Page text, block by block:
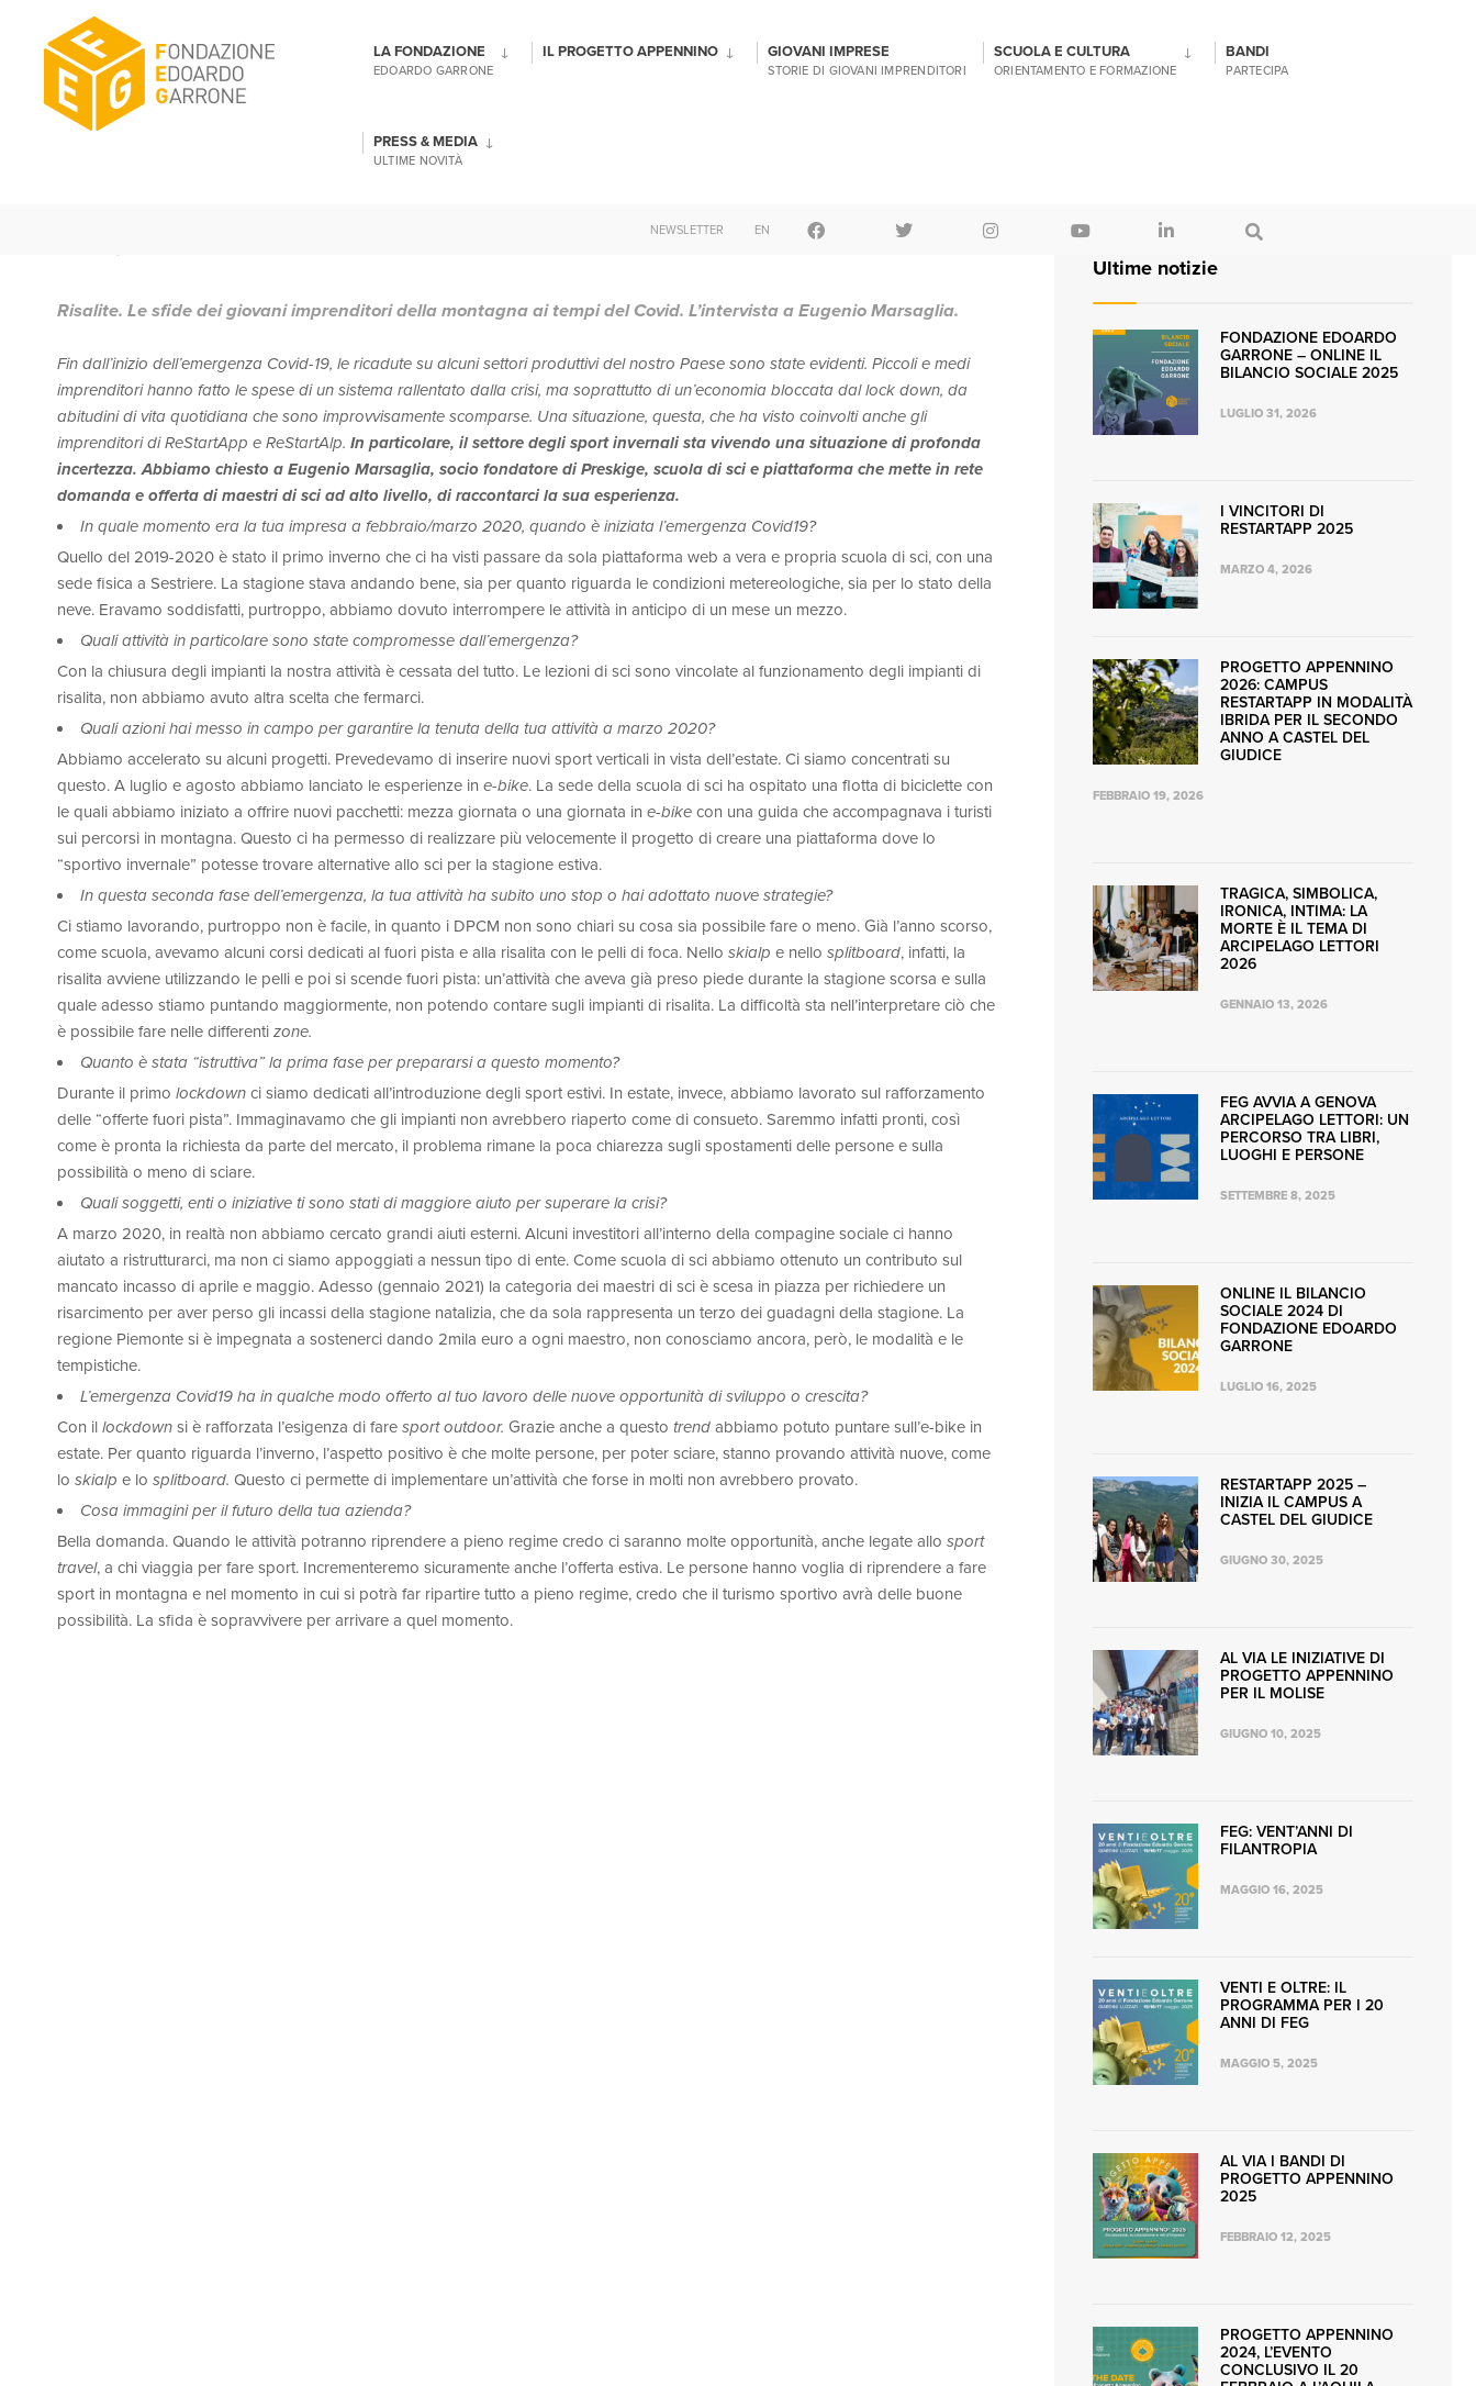
LA FONDAZIONE
EDOARDO GARRONE
IL PROGETTO APPENNINO GIOVANI IMPRESE
STORIE DI GIOVANI IMPRENDITORI
SCUOLA E CULTURA
ORIENTAMENTO E FORMAZIONE
BANDI
PARTECIPA
PRESS & MEDIA
ULTIME NOVITÀ
NEWSLETTER
EN
Risalite. Le sfide dei giovani imprenditori della montagna ai tempi del Covid. L’intervista a Eugenio Marsaglia.
Fin dall’inizio dell’emergenza Covid-19, le ricadute su alcuni settori produttivi del nostro Paese sono state evidenti. Piccoli e medi
imprenditori hanno fatto le spese di un sistema rallentato dalla crisi, ma soprattutto di un’economia bloccata dal lock down, da
abitudini di vita quotidiana che sono improvvisamente scomparse. Una situazione, questa, che ha visto coinvolti anche gli
imprenditori di ReStartApp e ReStartAlp. In particolare, il settore degli sport invernali sta vivendo una situazione di profonda
incertezza. Abbiamo chiesto a Eugenio Marsaglia, socio fondatore di Preskige, scuola di sci e piattaforma che mette in rete
domanda e offerta di maestri di sci ad alto livello, di raccontarci la sua esperienza.
In quale momento era la tua impresa a febbraio/marzo 2020, quando è iniziata l’emergenza Covid19?
Quello del 2019-2020 è stato il primo inverno che ci ha visti passare da sola piattaforma web a vera e propria scuola di sci, con una
sede fisica a Sestriere. La stagione stava andando bene, sia per quanto riguarda le condizioni metereologiche, sia per lo stato della
neve. Eravamo soddisfatti, purtroppo, abbiamo dovuto interrompere le attività in anticipo di un mese un mezzo.
Quali attività in particolare sono state compromesse dall’emergenza?
Con la chiusura degli impianti la nostra attività è cessata del tutto. Le lezioni di sci sono vincolate al funzionamento degli impianti di
risalita, non abbiamo avuto altra scelta che fermarci.
Quali azioni hai messo in campo per garantire la tenuta della tua attività a marzo 2020?
Abbiamo accelerato su alcuni progetti. Prevedevamo di inserire nuovi sport verticali in vista dell’estate. Ci siamo concentrati su
questo. A luglio e agosto abbiamo lanciato le esperienze in e-bike. La sede della scuola di sci ha ospitato una flotta di biciclette con
le quali abbiamo iniziato a offrire nuovi pacchetti: mezza giornata o una giornata in e-bikecon una guida che accompagnava i turisti
sui percorsi in montagna. Questo ci ha permesso di realizzare più velocemente il progetto di creare una piattaforma dove lo
“sportivo invernale” potesse trovare alternative allo sci per la stagione estiva.
In questa seconda fase dell’emergenza, la tua attività ha subito uno stop o hai adottato nuove strategie?
Ci stiamo lavorando, purtroppo non è facile, in quanto i DPCM non sono chiari su cosa sia possibile fare o meno. Già l’anno scorso,
come scuola, avevamo alcuni corsi dedicati al fuori pista e alla risalita con le pelli di foca. Nello skialp e nello splitboard, infatti, la
risalita avviene utilizzando le pelli e poi si scende fuori pista: un’attività che aveva già preso piede durante la stagione scorsa e sulla
quale adesso stiamo puntando maggiormente, non potendo contare sugli impianti di risalita. La difficoltà sta nell’interpretare ciò che
è possibile fare nelle differentizone.
Quanto è stata “istruttiva” la prima fase per prepararsi a questo momento?
Durante il primo lockdownci siamo dedicati all’introduzione degli sport estivi. In estate, invece, abbiamo lavorato sul rafforzamento
delle “offerte fuori pista”. Immaginavamo che gli impianti non avrebbero riaperto come di consueto. Saremmo infatti pronti, così
come è pronta la richiesta da parte del mercato, il problema rimane la poca chiarezza sugli spostamenti delle persone e sulla
possibilità o meno di sciare.
Quali soggetti, enti o iniziative ti sono stati di maggiore aiuto per superare la crisi?
A marzo 2020, in realtà non abbiamo cercato grandi aiuti esterni. Alcuni investitori all’interno della compagine sociale ci hanno
aiutato a ristrutturarci, ma non ci siamo appoggiati a nessun tipo di ente. Come scuola di sci abbiamo ottenuto un contributo sul
mancato incasso di aprile e maggio. Adesso (gennaio 2021) la categoria dei maestri di sci è scesa in piazza per richiedere un
risarcimento per aver perso gli incassi della stagione natalizia, che da sola rappresenta un terzo dei guadagni della stagione. La
regione Piemonte si è impegnata a sostenerci dando 2mila euro a ogni maestro, non conosciamo ancora, però, le modalità e le
tempistiche.
L’emergenza Covid19 ha in qualche modo offerto al tuo lavoro delle nuove opportunità di sviluppo o crescita?
Con illockdownsi è rafforzata l’esigenza di faresport outdoor. Grazie anche a questo trendabbiamo potuto puntare sull’e-bike in
estate. Per quanto riguarda l’inverno, l’aspetto positivo è che molte persone, per poter sciare, stanno provando attività nuove, come
lo skialp e lo splitboard. Questo ci permette di implementare un’attività che forse in molti non avrebbero provato.
Cosa immagini per il futuro della tua azienda?
Bella domanda. Quando le attività potranno riprendere a pieno regime credo ci saranno molte opportunità, anche legate allo sport
travel, a chi viaggia per fare sport. Incrementeremo sicuramente anche l’offerta estiva. Le persone hanno voglia di riprendere a fare
sport in montagna e nel momento in cui si potrà far ripartire tutto a pieno regime, credo che il turismo sportivo avrà delle buone
possibilità. La sfida è sopravvivere per arrivare a quel momento.
Ultime notizie
FONDAZIONE EDOARDO
GARRONE – ONLINE IL
BILANCIO SOCIALE 2025
LUGLIO 31, 2026
I VINCITORI DI
RESTARTAPP 2025
MARZO 4, 2026
PROGETTO APPENNINO
2026: CAMPUS
RESTARTAPP IN MODALITÀ
IBRIDA PER IL SECONDO
ANNO A CASTEL DEL
GIUDICE
FEBBRAIO 19, 2026
TRAGICA, SIMBOLICA,
IRONICA, INTIMA: LA
MORTE È IL TEMA DI
ARCIPELAGO LETTORI
2026
GENNAIO 13, 2026
FEG AVVIA A GENOVA
ARCIPELAGO LETTORI: UN
PERCORSO TRA LIBRI,
LUOGHI E PERSONE
SETTEMBRE 8, 2025
ONLINE IL BILANCIO
SOCIALE 2024 DI
FONDAZIONE EDOARDO
GARRONE
LUGLIO 16, 2025
RESTARTAPP 2025 –
INIZIA IL CAMPUS A
CASTEL DEL GIUDICE
GIUGNO 30, 2025
AL VIA LE INIZIATIVE DI
PROGETTO APPENNINO
PER IL MOLISE
GIUGNO 10, 2025
FEG: VENT’ANNI DI
FILANTROPIA
MAGGIO 16, 2025
VENTI E OLTRE: IL
PROGRAMMA PER I 20
ANNI DI FEG
MAGGIO 5, 2025
AL VIA I BANDI DI
PROGETTO APPENNINO
2025
FEBBRAIO 12, 2025
PROGETTO APPENNINO
2024, L’EVENTO
CONCLUSIVO IL 20